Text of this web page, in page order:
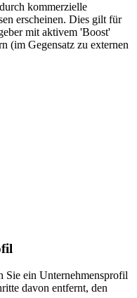
kommerzielle
erscheinen. Dies gilt für
mit aktivem 'Boost'
(im Gegensatz zu externen
Sie ein Unternehmensprofil
davon entfernt, den